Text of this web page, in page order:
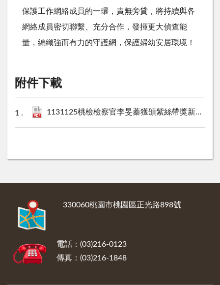
保護工作網絡成員的一環，責無旁貸，將持續與各
網絡成員密切聯繫、充分合作，發揮更大偵查能
量，編織強而有力的守護網，保護婦幼安居環境！
附件下載
1131125桃檢檢察官李旻蓁獲頒紫絲帶獎新聞稿.pdf
330060桃園市桃園區正光路898號
電話：(03)216-0123
傳真：(03)216-1848